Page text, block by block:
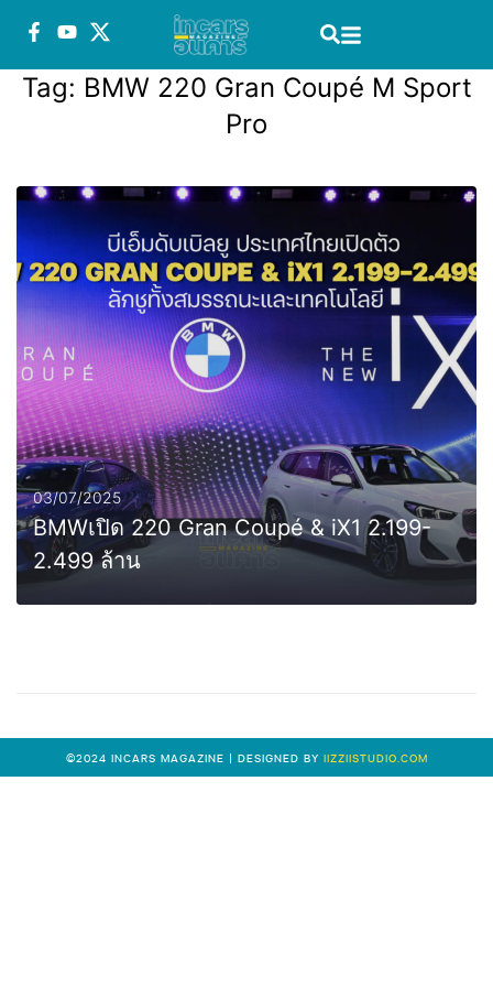
Tag: BMW 220 Gran Coupé M Sport
Pro
03/07/2025
BMWเปิด 220 Gran Coupé & iX1 2.199-
2.499 ล้าน
0
©2024 INCARS MAGAZINE | DESIGNED BY IIZZIISTUDIO.COM